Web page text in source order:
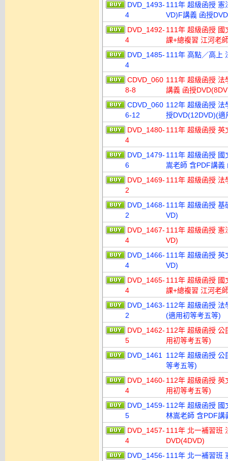
DVD_1493-
4
111年 超級函授 憲
VD)F講義 函授
DVD_1492-
4
111年 超級函授
課+總複習 江河老
DVD_1485-
4
111年 高點／高上
CDVD_060
8-8
111年 超級函授 法
講義 函授
CDVD_060
6-12
112年 超級函授 法
授DVD(12DVD)(適
DVD_1480-
4
111年 超級函授 英
DVD_1479-
6
111年 超級函授 國
嵩老師 含PDF講義
DVD_1469-
2
111年 超級函授 法
DVD_1468-
2
111年 超級函授 基
VD)
DVD_1467-
4
111年 超級函授 憲
VD)
DVD_1466-
4
111年 超級函授 英
VD)
DVD_1465-
4
111年 超級函授
課+總複習 江河老
DVD_1463-
2
112年 超級函授 法
(適用初等考五等)
DVD_1462-
5
112年 超級函授 公
用初等考五等)
DVD_1461
112年 超級函授 公
等考五等)
DVD_1460-
4
112年 超級函授 英
用初等考五等)
DVD_1459-
5
112年 超級函授 國
林嵩老師 含PDF講
DVD_1457-
4
111年 北一補習班
DVD(4DVD)
DVD_1456- 111年 北一補習班